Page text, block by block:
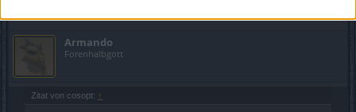
Armando
Forenhalbgott
Zitat von cosopt: ↑